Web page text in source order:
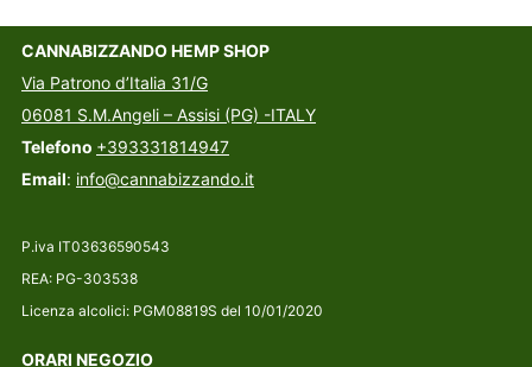
CANNABIZZANDO HEMP SHOP
Via Patrono d’Italia 31/G
06081 S.M.Angeli – Assisi (PG) -ITALY
Telefono +393331814947
Email: info@cannabizzando.it
P.iva IT03636590543
REA: PG-303538
Licenza alcolici: PGM08819S del 10/01/2020
ORARI NEGOZIO